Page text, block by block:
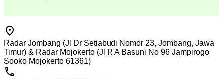
Radar Jombang (Jl Dr Setiabudi Nomor 23, Jombang, Jawa
Timur) & Radar Mojokerto (Jl R A Basuni No 96 Jampirogo
Sooko Mojokerto 61361)